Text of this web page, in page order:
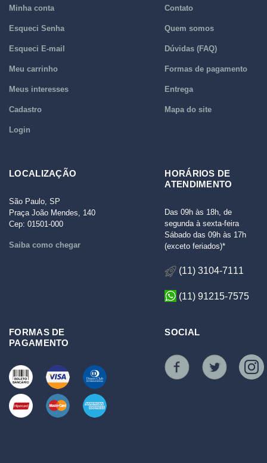
Minha conta
Esqueci Senha
Esqueci E-mail
Meu carrinho
Meus interesses
Cadastro
Login
Contato
Quem somos
Dúvidas (FAQ)
Formas de pagamento
Entrega
Mapa do site
LOCALIZAÇÃO
São Paulo, SP
Praça João Mendes, 140
Cep: 01501-000
Saiba como chegar
HORÁRIOS DE
ATENDIMENTO
Das 09h às 18h, de
segunda à sexta-feira
Sábado das 09h às 17h
(exceto feriados)*
(11) 3104-7111
(11) 91215-7575
FORMAS DE
PAGAMENTO
SOCIAL